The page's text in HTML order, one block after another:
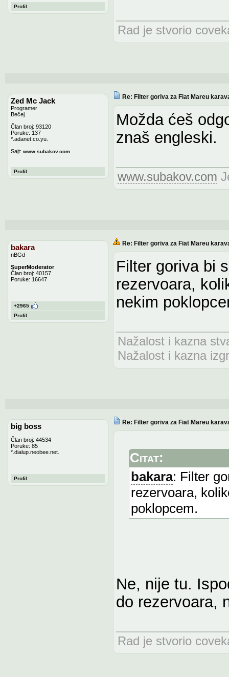
Profil
Rad je stvorio
Zed Mc Jack
Programer
Bečej
Član broj: 93120
Poruke: 137
*.adanet.co.yu.
Sajt: www.subakov.com
Profil
Re: Filter goriva za Fiat Mareu
Možda ćeš
znaš engleski.
www.subakov.com
bakara
nBGd
SuperModerator
Član broj: 40157
Poruke: 16647
+2965
Profil
Re: Filter goriva za Fiat Mareu
Filter goriva bi
rezervoara,
nekim
Nažalost i kazna
Nažalost i kazna
big boss
Član broj: 44534
Poruke: 85
*.dialup.neobee.net.
Profil
Re: Filter goriva za Fiat Mareu
Citat:
bakara: Filter
rezervoara,
poklopcem.
Ne, nije tu.
do rezervoara,
Rad je stvorio